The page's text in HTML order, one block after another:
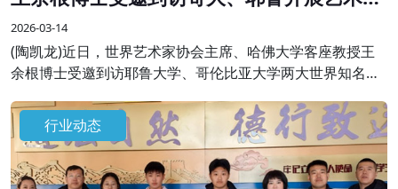
术交流
2026-03-14
(陶凯龙)近日，世界艺术家协会主席、哈佛大学客座教授王
余根博士受邀到访耶鲁大学、哥伦比亚大学两大世界知名高
际各界嘉宾的热烈欢迎。
行业动态